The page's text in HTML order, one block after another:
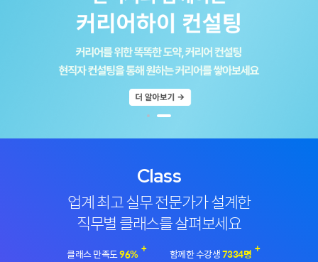
Class
업계 최고 실무 전문가가 설계한
직무별 클래스를 살펴보세요
클래스 만족도96% + 함께한 수강생7334명 +